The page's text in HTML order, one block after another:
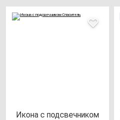
Ико­на с под­свеч­ни­ком